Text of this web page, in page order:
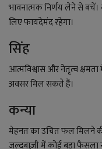
भावनात्मक निर्णय लेने से
लिए फायदेमंद रहेगा।
सिंह
आत्मविश्वास और नेतृत्व क्षमता
अवसर मिल सकते हैं।
कन्या
मेहनत का उचित फल मिलने
जल्दबाज़ी में कोई बड़ा फैसला